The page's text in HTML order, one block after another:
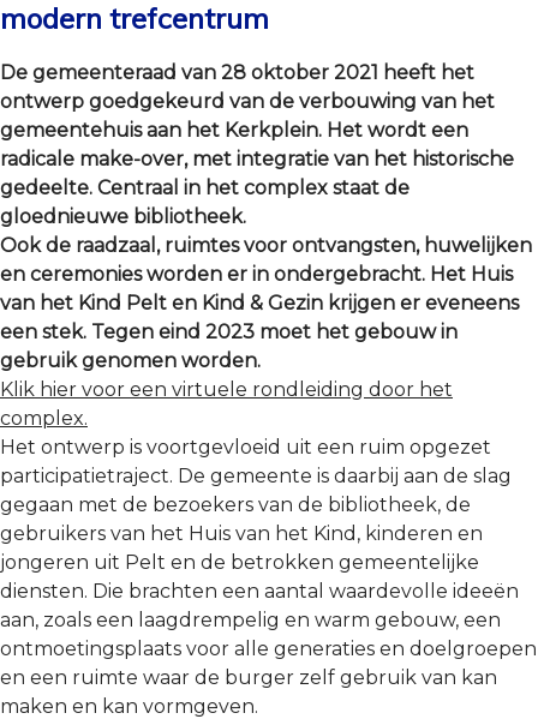
modern trefcentrum
De gemeenteraad van 28 oktober 2021 heeft het
ontwerp goedgekeurd van de verbouwing van het
gemeentehuis aan het Kerkplein. Het wordt een
radicale make-over, met integratie van het historische
gedeelte. Centraal in het complex staat de
gloednieuwe bibliotheek.
Ook de raadzaal, ruimtes voor ontvangsten, huwelijken
en ceremoniesworden er in ondergebracht. Het Huis
van het Kind Pelt en Kind & Gezin krijgen er eveneens
een stek. Tegen eind 2023 moet het gebouw in
gebruik genomen worden.
Klik hier voor een virtuele rondleiding door het
complex.
Het ontwerp is voortgevloeid uit een ruim opgezet
participatietraject. De gemeente is daarbij aan de slag
gegaan met de bezoekers van de bibliotheek, de
gebruikers van het Huis van het Kind, kinderen en
jongeren uit Pelt en de betrokken gemeentelijke
diensten. Die brachten een aantal waardevolle ideeën
aan, zoals een laagdrempelig en warm gebouw, een
ontmoetingsplaats voor alle generaties en doelgroepen
en een ruimte waar de burger zelf gebruik van kan
maken en kan vormgeven.